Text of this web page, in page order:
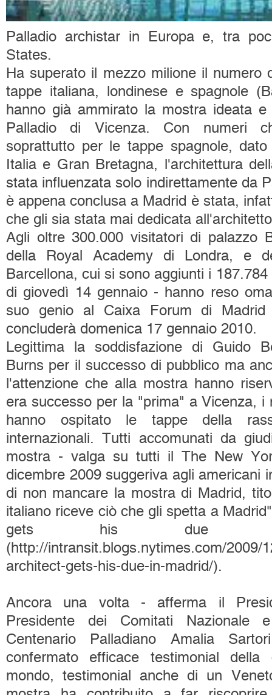
Palladio archistar in Europa e, tra
States.
Ha superato il mezzo milione il numero
tappe italiana, londinese e spagnole
hanno già ammirato la mostra ideata
Palladio di Vicenza. Con numeri
soprattutto per le tappe spagnole,
Italia e Gran Bretagna, l'architettura
stata influenzata solo indirettamente da
è appena conclusa a Madrid è stata,
che gli sia stata mai dedicata
Agli oltre 300.000 visitatori di palazzo
della Royal Academy di Londra, e
Barcellona, cui si sono aggiunti i
di giovedì 14 gennaio - hanno reso
suo genio al Caixa Forum di
concluderà domenica 17 gennaio 2010.
Legittima la soddisfazione di Guido
Burns per il successo di pubblico ma
l'attenzione che alla mostra hanno
era successo per la "prima" a Vicenza, i
hanno ospitato le tappe della
internazionali. Tutti accomunati da
mostra - valga su tutti il The New
dicembre 2009 suggeriva agli americani
di non mancare la mostra di Madrid,
italiano riceve ciò che gli spetta a
gets his due in
(http://intransit.blogs.nytimes.com/2009/
architect-gets-his-due-in-madrid/).
Ancora una volta - afferma il
Presidente dei Comitati Nazionale
Centenario Palladiano Amalia
confermato efficace testimonial
mondo, testimonial anche di un